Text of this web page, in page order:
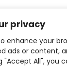
privacy
enhance your
ads or content,
"Accept All", you
Ceriani Centrotela
Saronno (VA) |